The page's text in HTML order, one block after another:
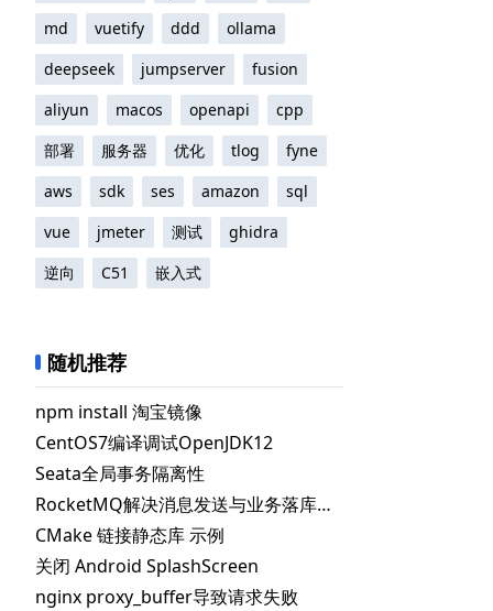
);
;
md
vuetify ddd
ollama
deepseek
jumpserver
fusion
aliyun
macos openapi
cpp
部署
服务器 优化 tlog
fyne
aws
sdk ses amazon
sql
vue
jmeter 测试
ghidra
逆向
C51 嵌入式
随机推荐
npm install 淘宝镜像
CentOS7编译调试OpenJDK12
Seata全局事务隔离性
RocketMQ解决消息发送与业务落库的一致性
CMake 链接静态库 示例
关闭 Android SplashScreen
nginx proxy_buffer导致请求失败